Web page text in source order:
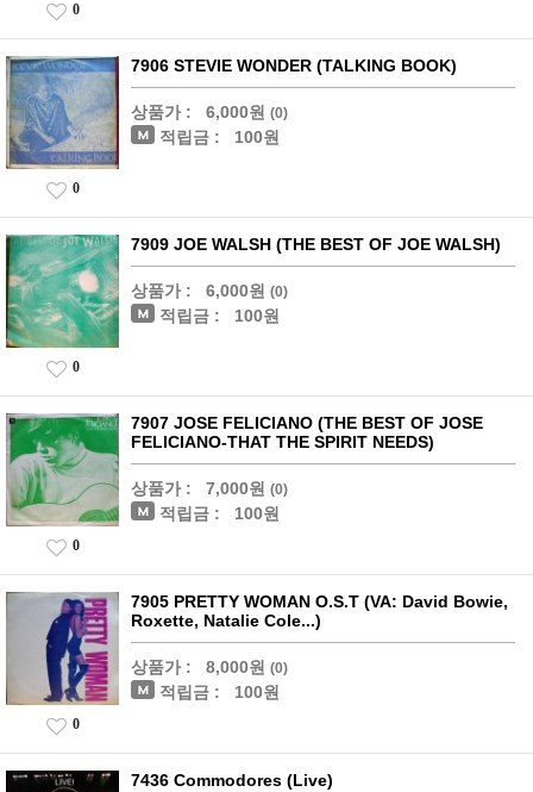
0
7906 STEVIE WONDER (TALKING BOOK)
상품가 : 6,000원 (0)
적립금 : 100원
0
7909 JOE WALSH (THE BEST OF JOE WALSH)
상품가 : 6,000원 (0)
적립금 : 100원
0
7907 JOSE FELICIANO (THE BEST OF JOSE
FELICIANO-THAT THE SPIRIT NEEDS)
상품가 : 7,000원 (0)
적립금 : 100원
0
7905 PRETTY WOMAN O.S.T (VA: David Bowie,
Roxette, Natalie Cole...)
상품가 : 8,000원 (0)
적립금 : 100원
0
7436 Commodores (Live)